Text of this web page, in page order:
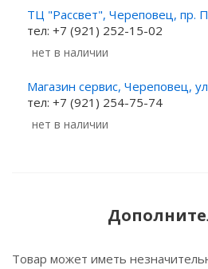
ТЦ "Рассвет", Череповец, пр.
тел: +7 (921) 252-15-02
Нет в наличии
Магазин сервис, Череповец,
тел: +7 (921) 254-75-74
Нет в наличии
Товар может иметь